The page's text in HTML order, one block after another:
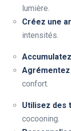
lumière.
Créez une
intensités.
confort.
Utilisez des
cocooning.